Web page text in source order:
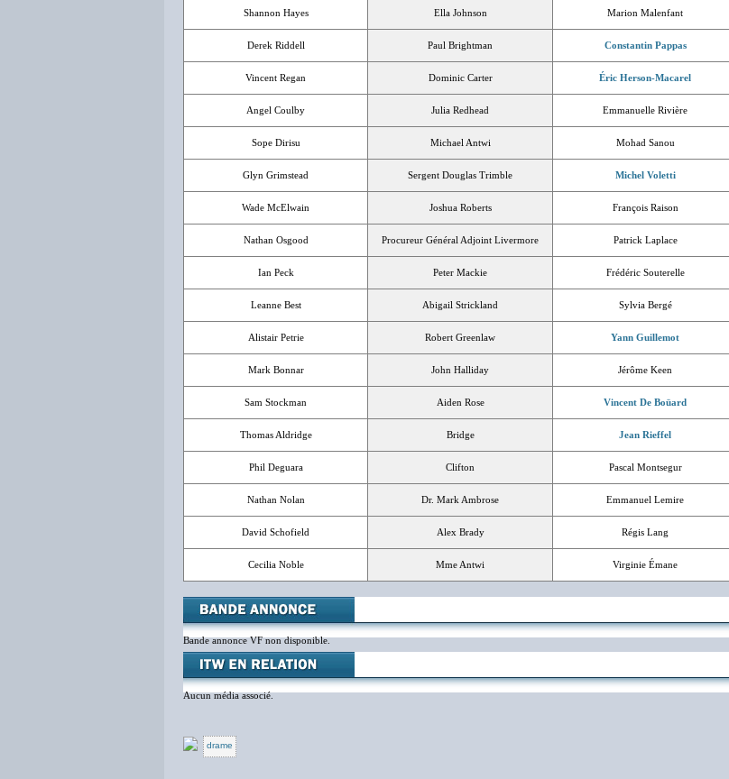
Shannon Hayes Ella Johnson Marion Malenfant
Derek Riddell Paul Brightman Constantin Pappas
Vincent Regan Dominic Carter Éric Herson-Macarel
Angel Coulby Julia Redhead Emmanuelle Rivière
Sope Dirisu Michael Antwi Mohad Sanou
Glyn Grimstead Sergent Douglas Trimble Michel Voletti
Wade McElwain Joshua Roberts François Raison
Nathan Osgood Procureur Général Adjoint Livermore Patrick Laplace
Ian Peck Peter Mackie Frédéric Souterelle
Leanne Best Abigail Strickland Sylvia Bergé
Alistair Petrie Robert Greenlaw Yann Guillemot
Mark Bonnar John Halliday Jérôme Keen
Sam Stockman Aiden Rose Vincent De Boüard
Thomas Aldridge Bridge Jean Rieffel
Phil Deguara Clifton Pascal Montsegur
Nathan Nolan Dr. Mark Ambrose Emmanuel Lemire
David Schofield Alex Brady Régis Lang
Cecilia Noble Mme Antwi Virginie Émane
Bande annonce VF non disponible.
Aucun média associé.
drame